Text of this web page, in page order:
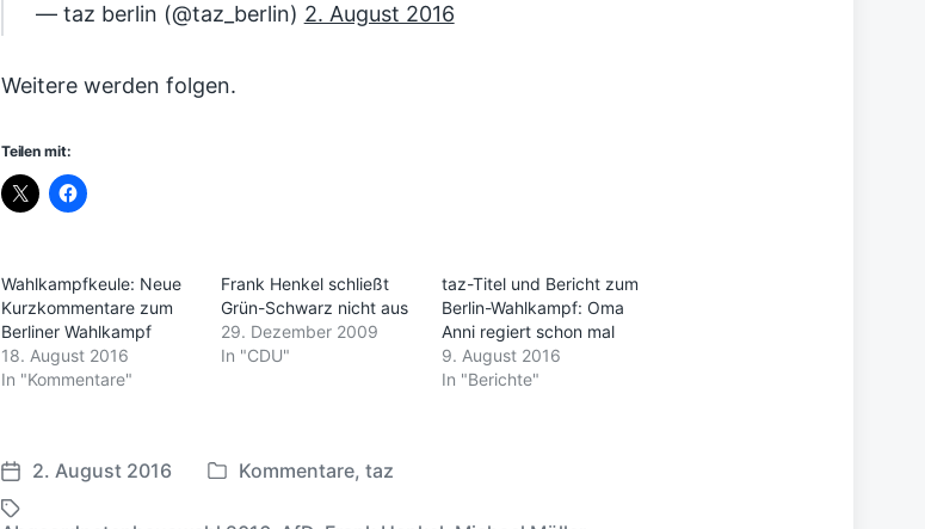
— taz berlin (@taz_berlin) 2. August 2016
Weitere werden folgen.
Teilen mit:
Wahlkampfkeule: Neue
Kurzkommentare zum
Berliner Wahlkampf
18. August 2016
In "Kommentare"
Frank Henkel schließt
Grün-Schwarz nicht aus
29. Dezember 2009
In "CDU"
taz-Titel und Bericht zum
Berlin-Wahlkampf: Oma
Anni regiert schon mal
9. August 2016
In "Berichte"
V
e
2. August 2016
V
Kommentare, taz